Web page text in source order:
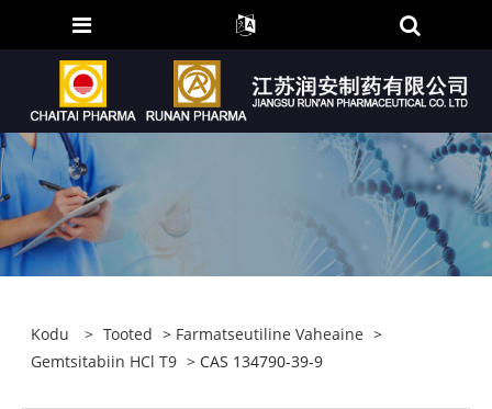
Kodu > Tooted > Farmatseutiline Vaheaine >
Gemtsitabiin HCl T9 > CAS 134790-39-9